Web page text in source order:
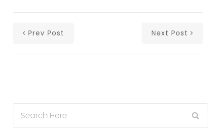
Prev Post Next Post